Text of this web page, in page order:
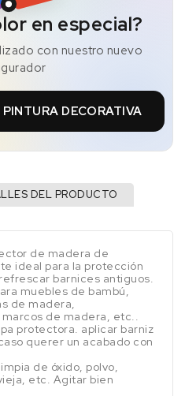
en especial?
con nuestro nuevo
DECORATIVA
DEL PRODUCTO
de madera de
ideal para la protección
barnices antiguos.
muebles de bambú,
de madera,
de madera, etc..
protectora. aplicar barniz
querer un acabado con
de óxido, polvo,
etc. Agitar bien